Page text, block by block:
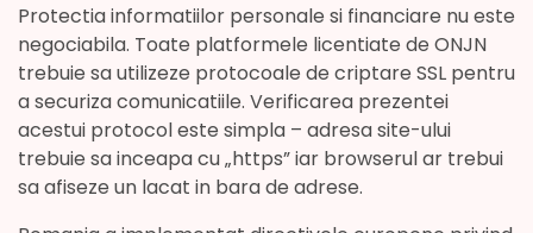
Protectia informatiilor personale si financiare nu este
negociabila. Toate platformele licentiate de ONJN
trebuie sa utilizeze protocoale de criptare SSL pentru
a securiza comunicatiile. Verificarea prezentei
acestui protocol este simpla – adresa site-ului
trebuie sa inceapa cu „https” iar browserul ar trebui
sa afiseze un lacat in bara de adrese.